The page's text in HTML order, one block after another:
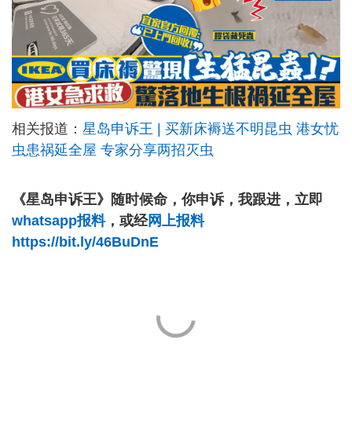
相关报道： 星岛申诉王 | 买新床褥送不明昆虫 港女忧
虫患祸延全屋 专家分享两招灭虫
《星岛申诉王》随时候命，你申诉，我跟进，立即
whatsapp报料，或经网上报料
https://bit.ly/46BuDnE